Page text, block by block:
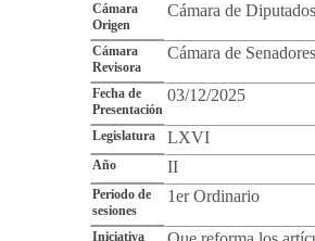
Cámara
Origen
Cámara de Diputados
Cámara
Revisora
Cámara de Senadores
Fecha de
Presentación
03/12/2025
Legislatura LXVI
Año II
Periodo de
sesiones
1er Ordinario
Iniciativa